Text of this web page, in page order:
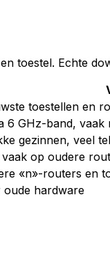
toestel. Echte
toestellen en
6 GHz-band, vaak
gezinnen, veel
op oudere
«n»-routers en
oude hardware